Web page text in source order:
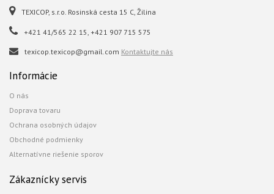
TEXICOP, s.r.o. Rosinská cesta 15 C, Žilina
+421 41/565 22 15, +421 907 715 575
texicop.texicop@gmail.com Kontaktujte nás
Informácie
O nás
Doprava tovaru
Ochrana osobných údajov
Obchodné podmienky
Alternatívne riešenie sporov
Zákaznícky servis